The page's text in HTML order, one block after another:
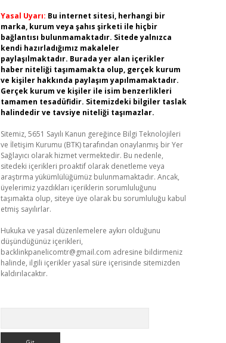
Yasal Uyarı: Bu internet sitesi, herhangi bir
marka, kurum veya şahıs şirketi ile hiçbir
bağlantısı bulunmamaktadır. Sitede yalnızca
kendi hazırladığımız makaleler
paylaşılmaktadır. Burada yer alan içerikler
haber niteliği taşımamakta olup, gerçek kurum
ve kişiler hakkında paylaşım yapılmamaktadır.
Gerçek kurum ve kişiler ile isim benzerlikleri
tamamen tesadüfidir. Sitemizdeki bilgiler taslak
halindedir ve tavsiye niteliği taşımazlar.
Sitemiz, 5651 Sayılı Kanun gereğince Bilgi Teknolojileri
ve İletişim Kurumu (BTK) tarafından onaylanmış bir Yer
Sağlayıcı olarak hizmet vermektedir. Bu nedenle,
sitedeki içerikleri proaktif olarak denetleme veya
araştırma yükümlülüğümüz bulunmamaktadır. Ancak,
üyelerimiz yazdıkları içeriklerin sorumluluğunu
taşımakta olup, siteye üye olarak bu sorumluluğu kabul
etmiş sayılırlar.
Hukuka ve yasal düzenlemelere aykırı olduğunu
düşündüğünüz içerikleri,
backlinkpanelicomtr@gmail.com adresine bildirmeniz
halinde, ilgili içerikler yasal süre içerisinde sitemizden
kaldırılacaktır.